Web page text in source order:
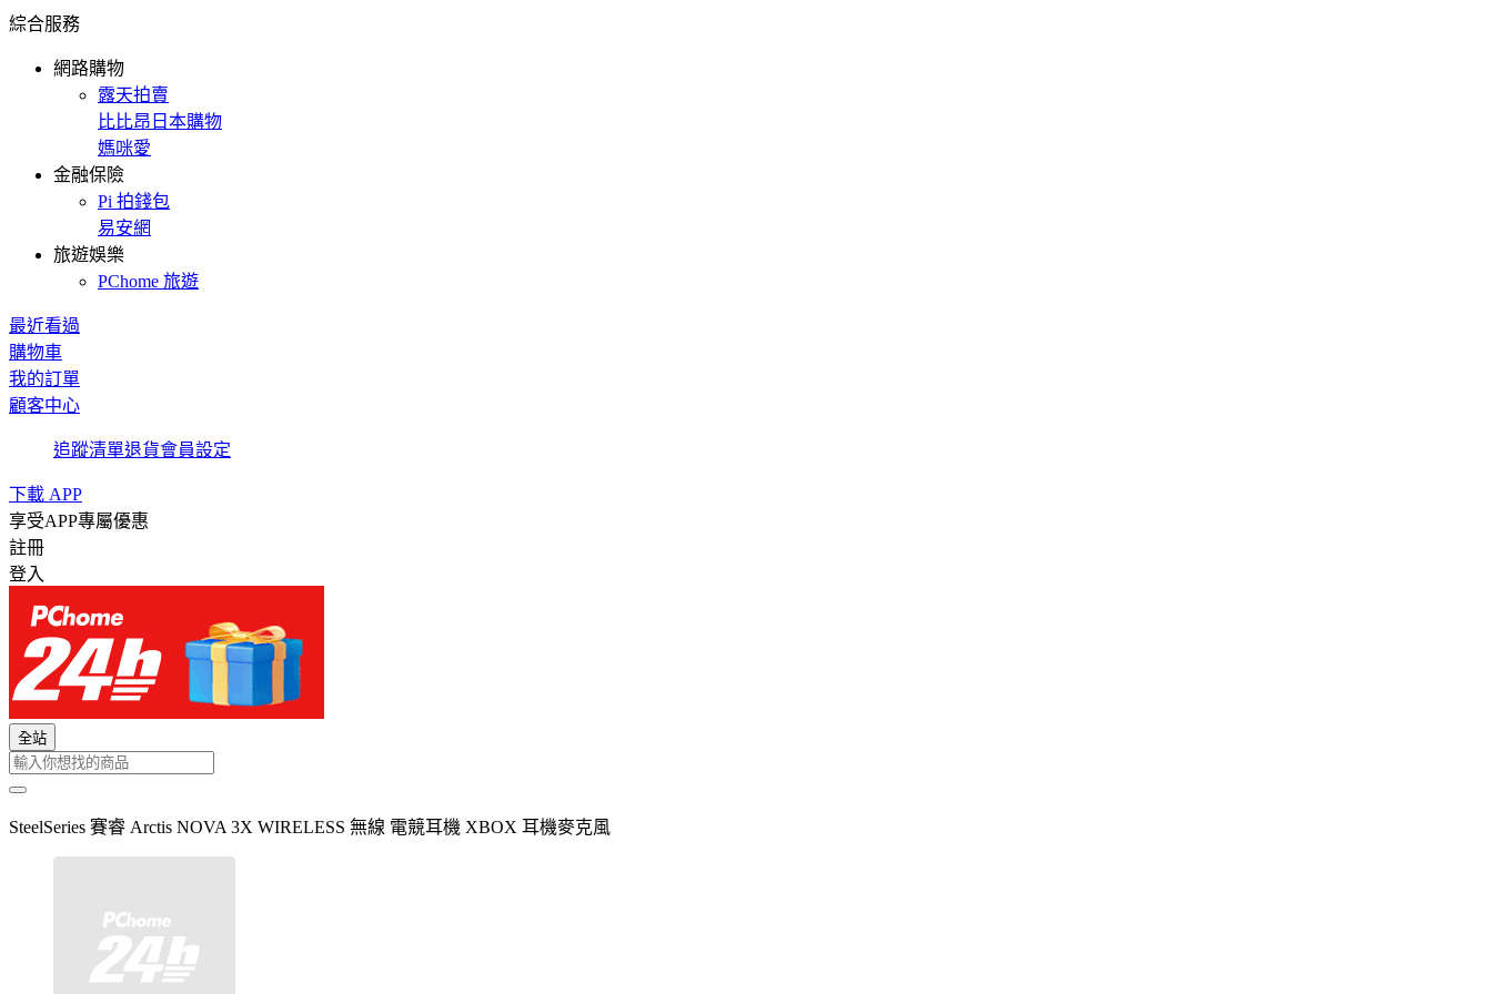
綜合服務
網路購物
露天拍賣
比比昂日本購物
媽咪愛
金融保險
Pi 拍錢包
易安網
旅遊娛樂
PChome 旅遊
最近看過
購物車
我的訂單
顧客中心
追蹤清單退貨會員設定
下載 APP
享受APP專屬優惠
註冊
登入
全站
SteelSeries 賽睿 Arctis NOVA 3X WIRELESS 無線 電競耳機 XBOX 耳機麥克風